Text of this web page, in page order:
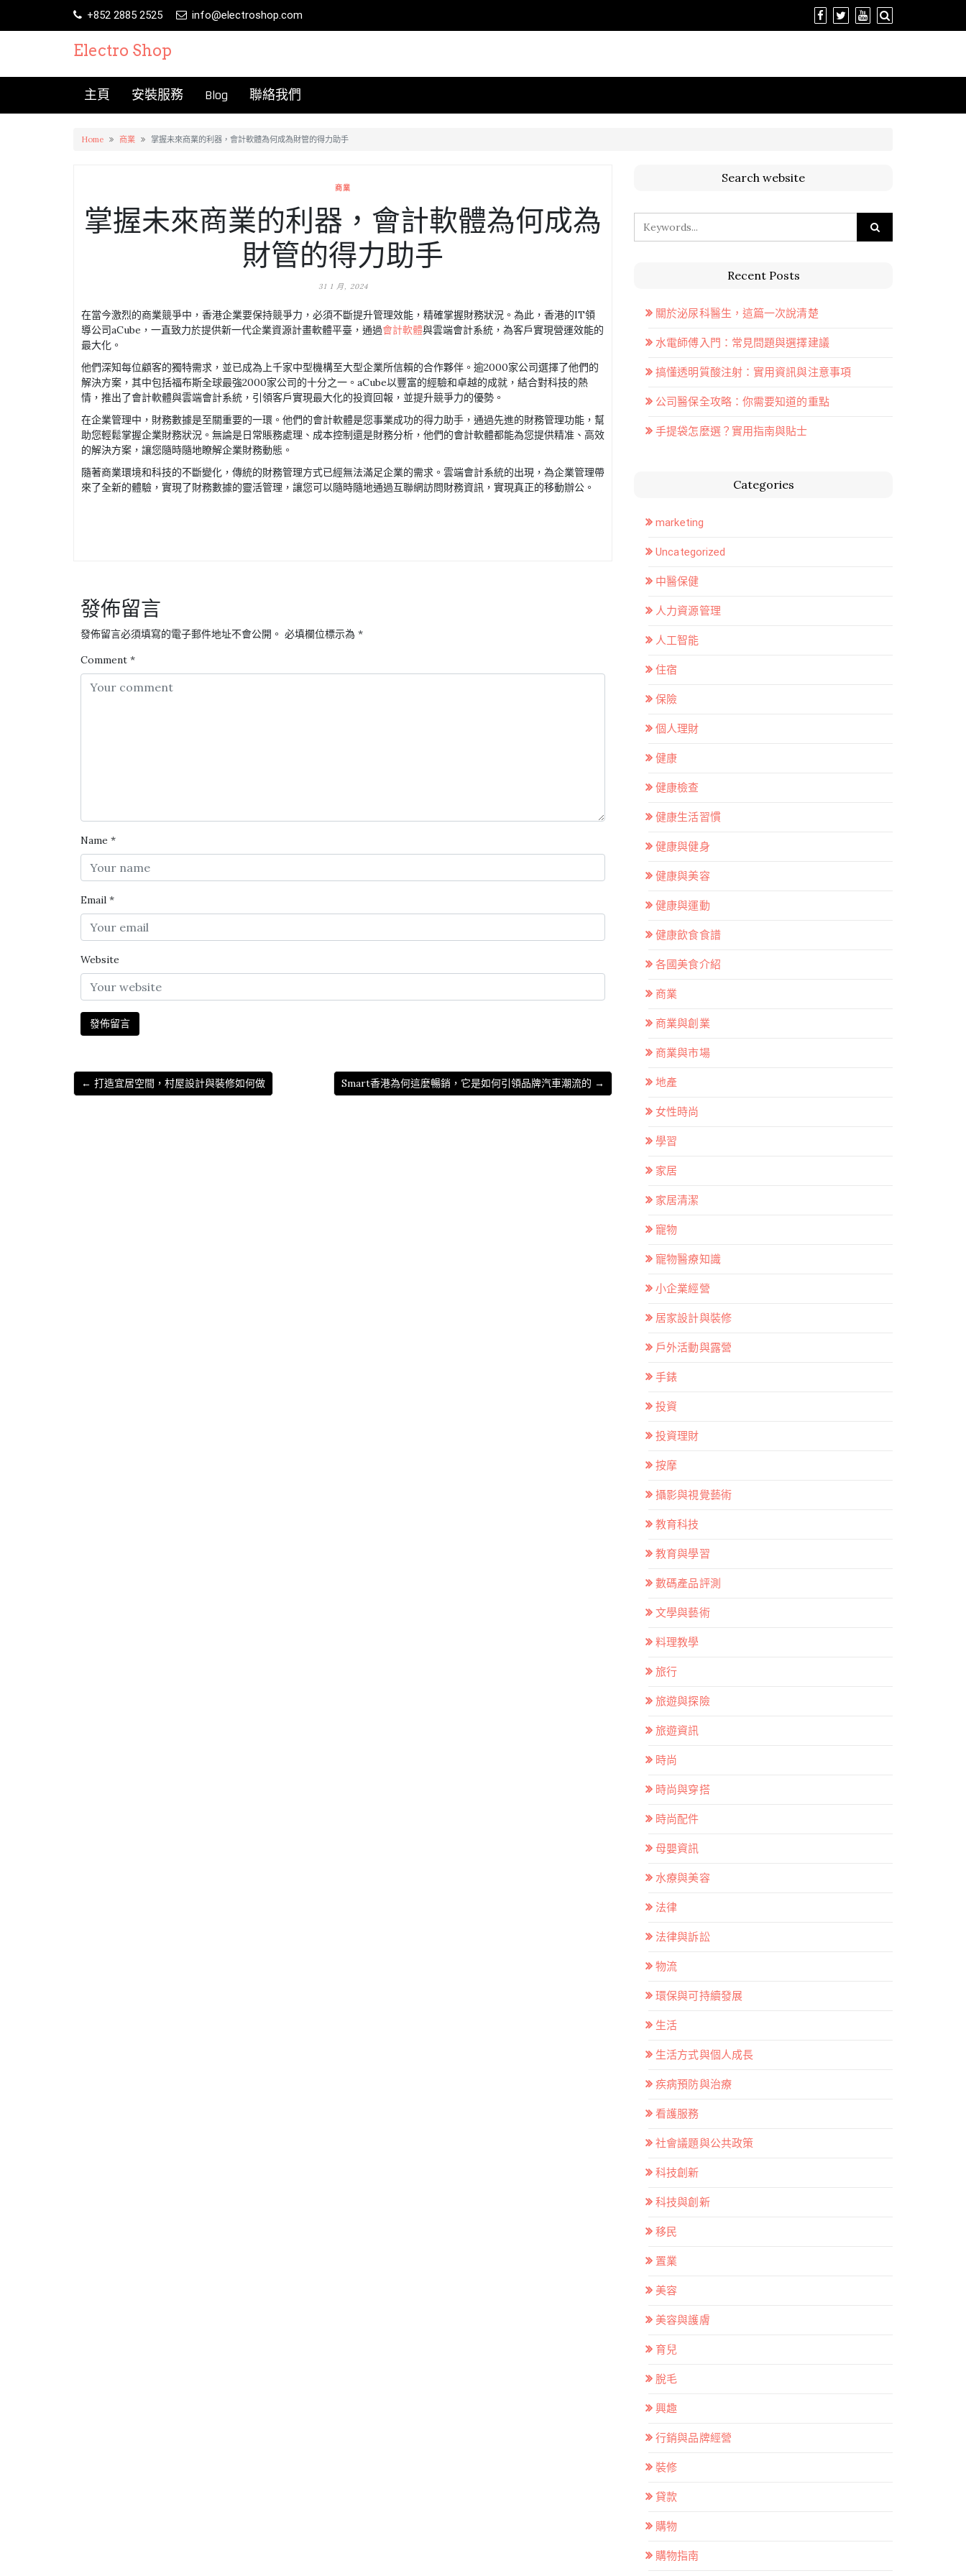
+852 2885 2525 info@electroshop.com
Electro Shop
主頁 安裝服務 Blog 聯絡我們
Home 商業 掌握未來商業的利器，會計軟體為何成為財管的得力助手
商業
掌握未來商業的利器，會計軟體為何成為
財管的得力助手
31 1 月, 2024
在當今激烈的商業競爭中，香港企業要保持競爭力，必須不斷提升管理效能，精確掌握財務狀況。為此，香港的IT領
導公司aCube，一直致力於提供新一代企業資源計畫軟體平臺，通過會計軟體與雲端會計系統，為客戶實現營運效能的
最大化。
他們深知每位顧客的獨特需求，並已成為上千家中型機構至大型企業所信賴的合作夥伴。逾2000家公司選擇了他們的
解決方案，其中包括福布斯全球最強2000家公司的十分之一。aCube以豐富的經驗和卓越的成就，結合對科技的熱
情，推出了會計軟體與雲端會計系統，引領客戶實現最大化的投資回報，並提升競爭力的優勢。
在企業管理中，財務數據是至關重要的一環。他們的會計軟體是您事業成功的得力助手，通過先進的財務管理功能，幫
助您輕鬆掌握企業財務狀況。無論是日常賬務處理、成本控制還是財務分析，他們的會計軟體都能為您提供精准、高效
的解決方案，讓您隨時隨地瞭解企業財務動態。
隨著商業環境和科技的不斷變化，傳統的財務管理方式已經無法滿足企業的需求。雲端會計系統的出現，為企業管理帶
來了全新的體驗，實現了財務數據的靈活管理，讓您可以隨時隨地通過互聯網訪問財務資訊，實現真正的移動辦公。
發佈留言
發佈留言必須填寫的電子郵件地址不會公開。 必填欄位標示為 *
Comment *
Name *
Email *
Website
← 打造宜居空間，村屋設計與裝修如何做 Smart香港為何這麼暢銷，它是如何引領品牌汽車潮流的 →
Search website
Recent Posts
關於泌尿科醫生，這篇一次說清楚
水電師傅入門：常見問題與選擇建議
搞懂透明質酸注射：實用資訊與注意事項
公司醫保全攻略：你需要知道的重點
手提袋怎麼選？實用指南與貼士
Categories
marketing
Uncategorized
中醫保健
人力資源管理
人工智能
住宿
保險
個人理財
健康
健康檢查
健康生活習慣
健康與健身
健康與美容
健康與運動
健康飲食食譜
各國美食介紹
商業
商業與創業
商業與市場
地產
女性時尚
學習
家居
家居清潔
寵物
寵物醫療知識
小企業經營
居家設計與裝修
戶外活動與露營
手錶
投資
投資理財
按摩
攝影與視覺藝術
教育科技
教育與學習
數碼產品評測
文學與藝術
料理教學
旅行
旅遊與探險
旅遊資訊
時尚
時尚與穿搭
時尚配件
母嬰資訊
水療與美容
法律
法律與訴訟
物流
環保與可持續發展
生活
生活方式與個人成長
疾病預防與治療
看護服務
社會議題與公共政策
科技創新
科技與創新
移民
置業
美容
美容與護膚
育兒
脫毛
興趣
行銷與品牌經營
裝修
貸款
購物
購物指南